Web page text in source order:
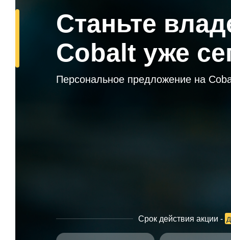
Станьте
Cobalt уже
Персональное предложение на
Срок действия акции -